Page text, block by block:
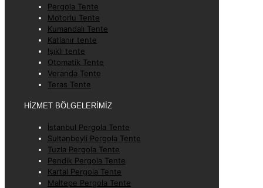
Pergola Tente
Motorlu Tente
Kumandalı Tente
Katlanır tente
Işıklı tente
Otomatik Tente
Veranda Tente
Teras Tente
HİZMET BÖLGELERİMİZ
İstanbul Pergola Tente
Sultanbeyli Pergola Tente
Tuzla Pergola Tente
Pendik Pergola Tente
Kartal Pergola Tente
Maltepe Pergola Tente